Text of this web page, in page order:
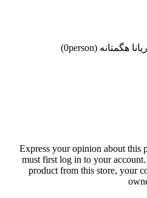
هگمتانه (0person)
Express your opinion about this
must first log in to your
product from this store, your